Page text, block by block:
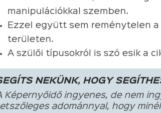
manipulációkkal szemben.
Ezzel együtt sem reménytelen
területen.
A szülői típusokról is szó esik a
NEKÜNK, HOGY
Képernyőidő ingyenes, de nem
adománnyal, hogy